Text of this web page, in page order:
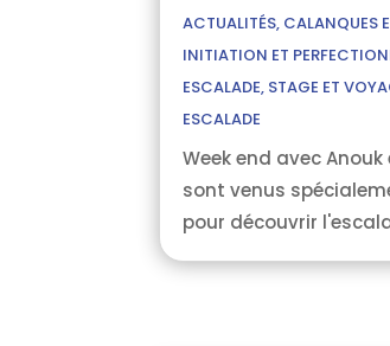
ACTUALITÉS, CALANQUES
INITIATION ET
ESCALADE, STAGE ET
ESCALADE
Week end avec
sont venus
pour découvrir